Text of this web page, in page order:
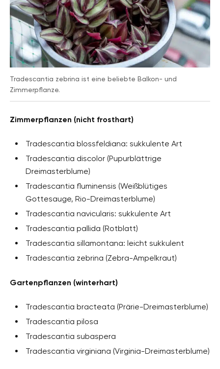
Tradescantia zebrina ist eine beliebte Balkon- und
Zimmerpflanze.
Zimmerpflanzen (nicht frosthart)
Tradescantia blossfeldiana: sukkulente Art
Tradescantia discolor (Pupurblättrige
Dreimasterblume)
Tradescantia fluminensis (Weißblütiges
Gottesauge, Rio-Dreimasterblume)
Tradescantia navicularis: sukkulente Art
Tradescantia pallida (Rotblatt)
Tradescantia sillamontana: leicht sukkulent
Tradescantia zebrina (Zebra-Ampelkraut)
Gartenpflanzen (winterhart)
Tradescantia bracteata (Prärie-Dreimasterblume)
Tradescantia pilosa
Tradescantia subaspera
Tradescantia virginiana (Virginia-Dreimasterblume)